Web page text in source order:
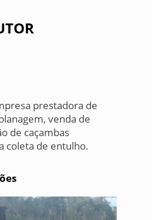
prestadora de
venda de
de caçambas
coleta de entulho.